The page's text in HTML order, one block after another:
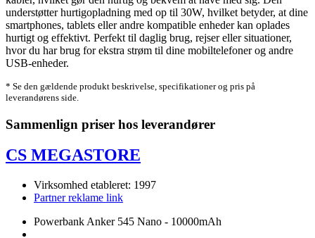
understøtter hurtigopladning med op til 30W, hvilket betyder, at dine
smartphones, tablets eller andre kompatible enheder kan oplades
hurtigt og effektivt. Perfekt til daglig brug, rejser eller situationer,
hvor du har brug for ekstra strøm til dine mobiltelefoner og andre
USB-enheder.
* Se den gældende produkt beskrivelse, specifikationer og pris på
leverandørens side.
Sammenlign priser hos leverandører
CS MEGASTORE
Virksomhed etableret: 1997
Partner reklame link
Powerbank Anker 545 Nano - 10000mAh